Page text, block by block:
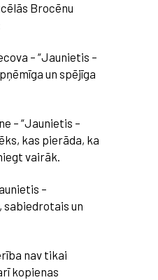
Brocēnu
– “Jaunietis –
un spējīga
– “Jaunietis –
kas pierāda, ka
vairāk.
–
sabiedrotais un
nav tikai
kopienas